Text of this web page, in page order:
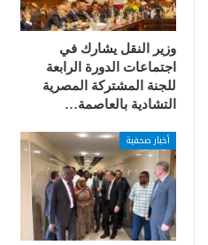
وزير النقل يشارك في
اجتماعات الدورة الرابعة
للجنة المشتركة المصرية
التشادية بالعاصمة…
أخبار صحفية